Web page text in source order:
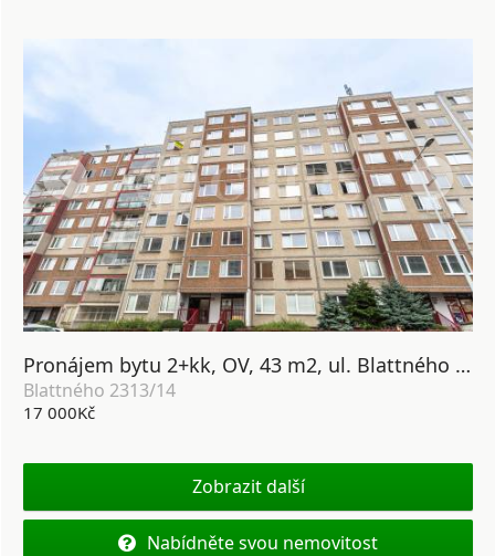
Pronájem bytu 2+kk, OV, 43 m2, ul. Blattného 2313/14, Praha 5 - Stodůlky
Blattného 2313/14
17 000Kč
Zobrazit další
Nabídněte svou nemovitost